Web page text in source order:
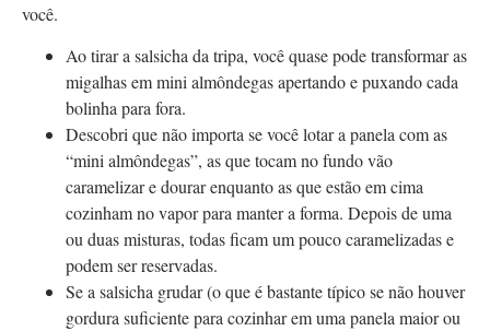
você.
Ao tirar a salsicha da tripa, você quase pode transformar as
migalhas em mini almôndegas apertando e puxando cada
bolinha para fora.
Descobri que não importa se você lotar a panela com as
“mini almôndegas”, as que tocam no fundo vão
caramelizar e dourar enquanto as que estão em cima
cozinham no vapor para manter a forma. Depois de uma
ou duas misturas, todas ficam um pouco caramelizadas e
podem ser reservadas.
Se a salsicha grudar (o que é bastante típico se não houver
gordura suficiente para cozinhar em uma panela maior ou